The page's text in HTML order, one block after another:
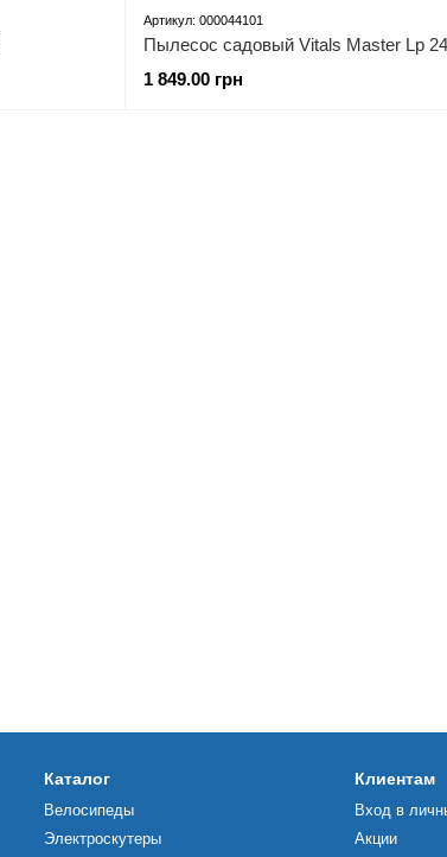
Артикул: 000044101
Пылесос садовый Vitals Master Lp
1 849.00 грн
Каталог
Велосипеды
Электроскутеры
Клиентам
Вход в
Акции